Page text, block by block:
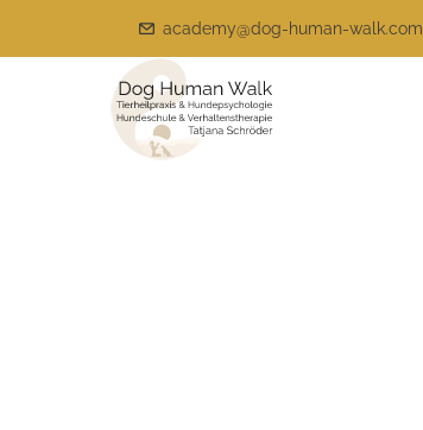
academy@dog-human-walk.com